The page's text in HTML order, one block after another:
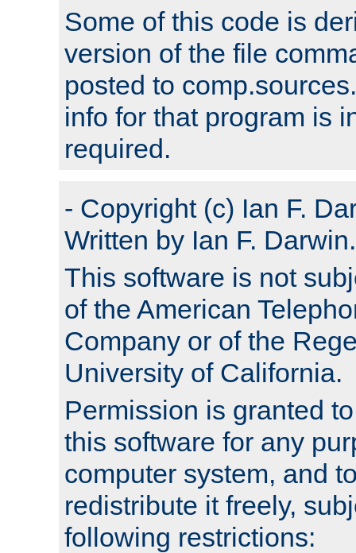
Some of this code is
version of the file
posted to
info for that program is
required.
- Copyright (c) Ian F.
Written by Ian F. Darwin.
This software is not
of the American
Company or of the
University of California.
Permission is granted
this software for any
computer system, and
redistribute it freely,
following restrictions: